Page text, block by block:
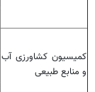
کمیسیون کشاورزی آب
و منابع طبیعی